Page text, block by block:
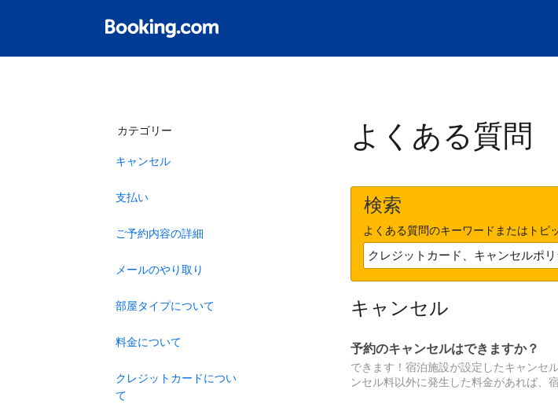
カテゴリー
キャンセル
支払い
ご予約内容の詳細
メールのやり取り
部屋タイプについて
料金について
クレジットカードについ
て
よくある質問
検索
よくある質問のキーワードまたはトピ
キャンセル
予約のキャンセルはできますか？
できます！宿泊施設が設定したキャンセ
ンセル料以外に発生した料金があれば、